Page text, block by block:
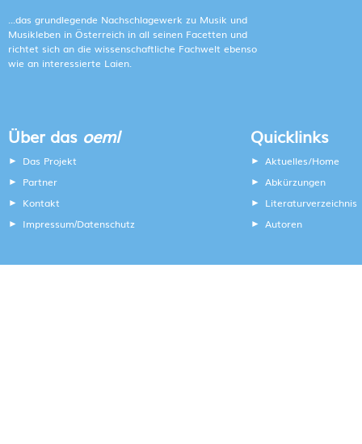
...das grundlegende Nachschlagewerk zu Musik und
Musikleben in Österreich in all seinen Facetten und
richtet sich an die wissenschaftliche Fachwelt ebenso
wie an interessierte Laien.
Über das oeml
Das Projekt
Partner
Kontakt
Impressum/Datenschutz
Quicklinks
Aktuelles/Home
Abkürzungen
Literaturverzeichnis
Autoren